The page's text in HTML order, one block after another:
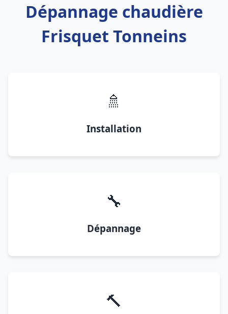
Dépannage chaudière
Frisquet Tonneins
🚿
Installation
🔧
Dépannage
🔨